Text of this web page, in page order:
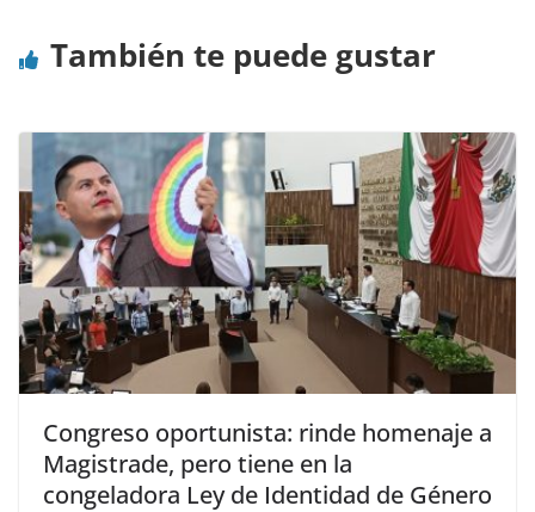
También te puede gustar
Congreso oportunista: rinde homenaje a
Magistrade, pero tiene en la
congeladora Ley de Identidad de Género